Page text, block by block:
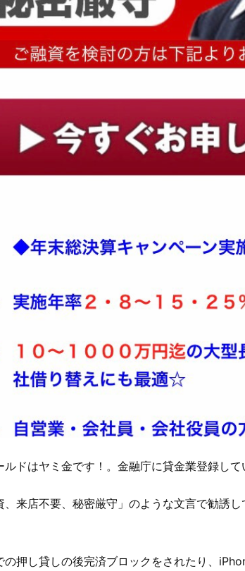
ルドはヤミ金です！。金融庁に貸金業登録して
、来店不要、秘密厳守」のような文言 で勧誘
の押し貸しの後完済ブロックをされたり、